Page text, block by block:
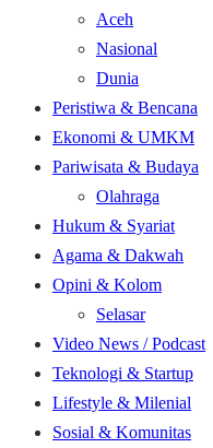
Aceh
Nasional
Dunia
Peristiwa & Bencana
Ekonomi & UMKM
Pariwisata & Budaya
Olahraga
Hukum & Syariat
Agama & Dakwah
Opini & Kolom
Selasar
Video News / Podcast
Teknologi & Startup
Lifestyle & Milenial
Sosial & Komunitas